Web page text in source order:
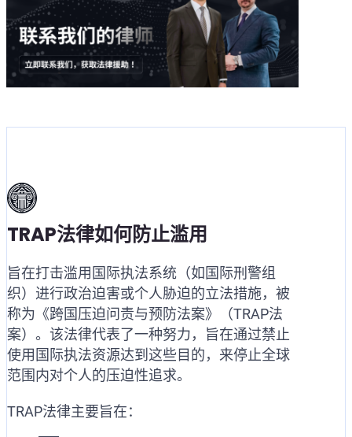
TRAP法律如何防止滥用
旨在打击滥用国际执法系统（如国际刑警组
织）进行政治迫害或个人胁迫的立法措施，被
称为《跨国压迫问责与预防法案》（TRAP法
案）。该法律代表了一种努力，旨在通过禁止
使用国际执法资源达到这些目的，来停止全球
范围内对个人的压迫性追求。
TRAP法律主要旨在：